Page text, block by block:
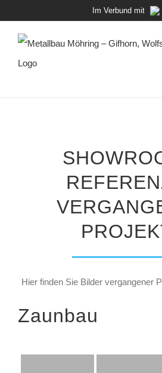
springen
Im Verbund mit
Hier finden Sie Bilder vergangener
Zaunbau